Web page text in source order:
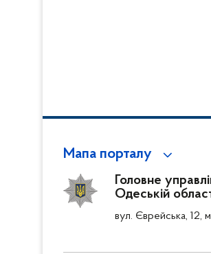
Мапа порталу
Головне
Одеській
вул. Єврейська, 12,